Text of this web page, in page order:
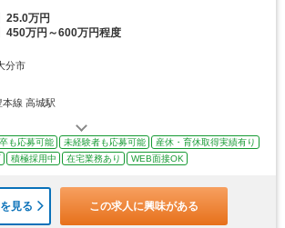
25.0万円
450万円～600万円程度
分市
本線 高城駅
も応募可能 未経験者も応募可能
産休・育休取得実績有り
積極採用中 在宅業務あり WEB面接OK
見る この求人に興味がある